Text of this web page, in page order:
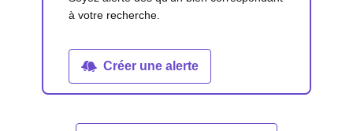
à votre recherche.
Créer une alerte